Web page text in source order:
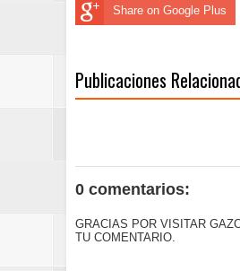
Share on Google Plus
Publicaciones
0 comentarios:
GRACIAS POR VISITAR
TU COMENTARIO.